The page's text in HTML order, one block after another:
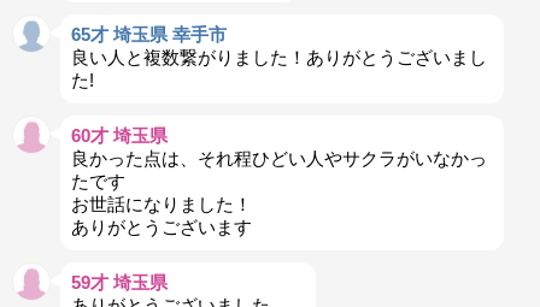
65才 埼玉県 幸手市
良い人と複数繋がりました！ありがとうございまし
た!
60才 埼玉県
良かった点は、それ程ひどい人やサクラがいなかっ
たです
お世話になりました！
ありがとうございます
59才 埼玉県